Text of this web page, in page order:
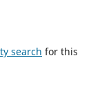
search for this